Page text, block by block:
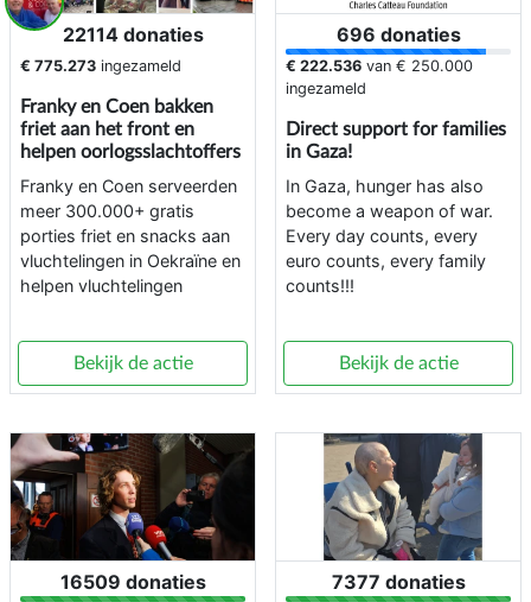
22114 donaties
€ 775.273 ingezameld
Franky en Coen bakken
friet aan het front en
helpen oorlogsslachtoffers
Franky en Coen serveerden
meer 300.000+ gratis
porties friet en snacks aan
vluchtelingen in Oekraïne en
helpen vluchtelingen
Bekijk de actie
696 donaties
€ 222.536 van € 250.000
ingezameld
Direct support for families
in Gaza!
In Gaza, hunger has also
become a weapon of war.
Every day counts, every
euro counts, every family
counts!!!
Bekijk de actie
16509 donaties 7377 donaties